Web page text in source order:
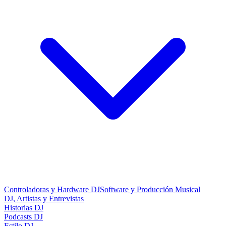
Controladoras y Hardware DJSoftware y Producción Musical
DJ, Artistas y Entrevistas
Historias DJ
Podcasts DJ